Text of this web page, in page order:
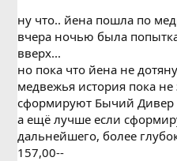
ну что.. йена пошла по
вчера ночью была
вверх...
но пока что йена не
медвежья история пока
сформируют Бычий Дивер
а ещё лучше если
дальнейшего, более
157,00--